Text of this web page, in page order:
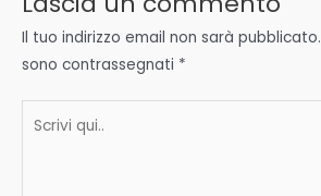
Il tuo indirizzo email non sarà pubblicato.
sono contrassegnati *